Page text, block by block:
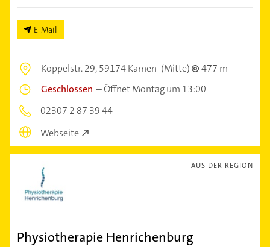
E-Mail
Koppelstr. 29,59174 Kamen (Mitte)
477 m
Geschlossen –Öffnet Montag um 13:00
02307 2 87 39 44
Webseite
AUS DER REGION
Physiotherapie Henrichenburg